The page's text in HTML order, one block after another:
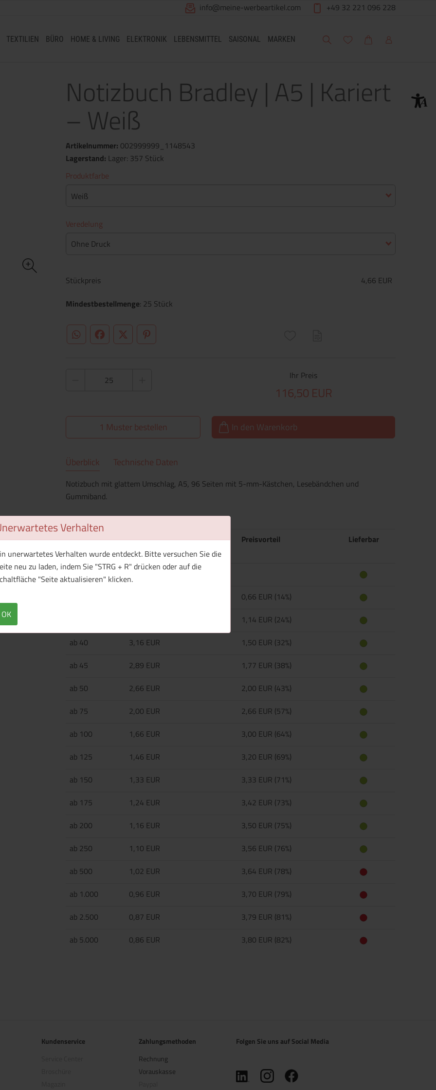
Verhalten
unerwartetes Verhalten wurde entdeckt. Bitte versuchen Sie die
neu zu laden, indem Sie "STRG + R" drücken oder auf die
"Seite aktualisieren" klicken.
OK
info@meine-werbeartikel.com +49 32 221 096 228
TEXTILIEN BÜRO HOME & LIVING ELEKTRONIK LEBENSMITTEL SAISONAL MARKEN Suche Meine Wunschliste
WarenkorbMein Account
Notizbuch Bradley | A5 | Kariert
– Weiß
Artikelnummer: 002999999_1148543
Lagerstand: Lager: 357 Stück
Produktfarbe
Weiß
Veredelung
Ohne Druck
Stückpreis
4,66 EUR
Mindestbestellmenge: 25 Stück
WhatsApp (#[creator\plugin\share\core\structs\SocialSharingServiceSettings]:only_chrome#)
FacebookTwitter (#[creator\plugin\share\core\structs\SocialSharingServiceSettings]:formaly_twitter#)
Pinterest
Ihr Preis
116,50 EUR
1 Muster bestellen In den Warenkorb
Überblick Technische Daten
Notizbuch mit glattem Umschlag, A5, 96 Seiten mit 5-mm-Kästchen, Lesebändchen und
Gummiband.
Menge
Preis / Stück
Netto
Brutto
Preisvorteil Lieferbar
ab 25
4,66 EUR
0,66 EUR (14%)
1,14 EUR (24%)
ab 40
3,16 EUR
1,50 EUR (32%)
ab 45
2,89 EUR
1,77 EUR (38%)
ab 50
2,66 EUR
2,00 EUR (43%)
ab 75
2,00 EUR
2,66 EUR (57%)
ab 100
1,66 EUR
3,00 EUR (64%)
ab 125
1,46 EUR
3,20 EUR (69%)
ab 150
1,33 EUR
3,33 EUR (71%)
ab 175
1,24 EUR
3,42 EUR (73%)
ab 200
1,16 EUR
3,50 EUR (75%)
ab 250
1,10 EUR
3,56 EUR (76%)
ab 500
1,02 EUR
3,64 EUR (78%)
ab 1.000
0,96 EUR
3,70 EUR (79%)
ab 2.500
0,87 EUR
3,79 EUR (81%)
ab 5.000
0,86 EUR 3,80 EUR (82%)
Kundenservice
Zahlungsmethoden
Rechnung
Vorauskasse
Folgen Sie uns auf Social Media
(öffnet in neuem Tab)
(öffnet in neuem Tab)
(öffnet in neuem Tab)